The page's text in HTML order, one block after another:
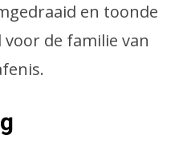
en toonde
de familie van